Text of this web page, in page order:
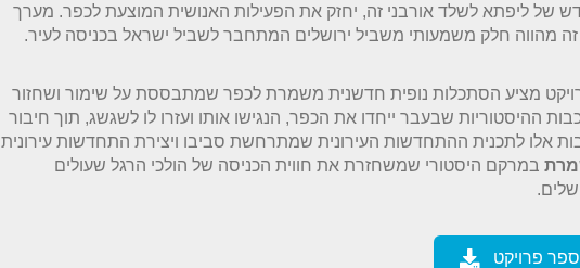
של ליפתא לשלד אורבני זה, יחזק את הפעילות האנושית המוצעת לכפר. מערך
זה מהווה חלק משמעותי משביל ירושלים המתחבר לשביל ישראל בכניסה לעיר.
מציע הסתכלות נופית חדשנית משמרת לכפר שמתבססת על שימור ושחזור
ההיסטוריות שבעבר ייחדו את הכפר, הנגישו אותו ועזרו לו לשגשג, תוך חיבור
אלו לתכנית ההתחדשות העירונית שמתרחשת סביבו ויצירת התחדשות עירונית
במרקם היסטורי שמשחזרת את חווית הכניסה של הולכי הרגל שעולים
ספר פרויקט